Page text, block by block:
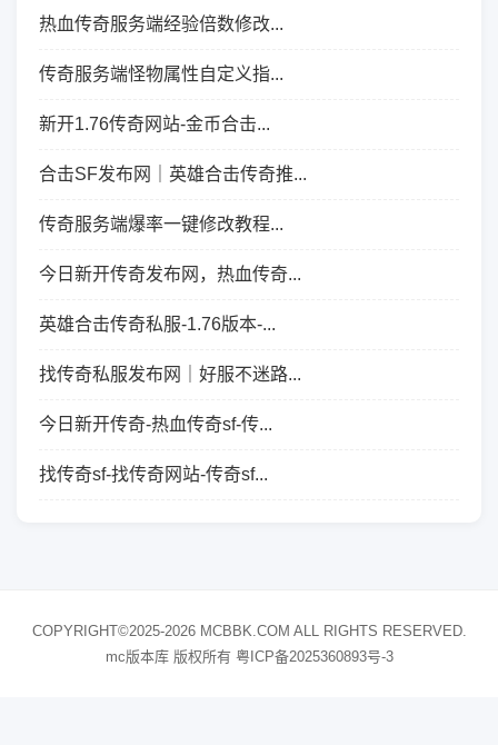
热血传奇服务端经验倍数修改...
传奇服务端怪物属性自定义指...
新开1.76传奇网站-金币合击...
合击SF发布网｜英雄合击传奇推...
传奇服务端爆率一键修改教程...
今日新开传奇发布网，热血传奇...
英雄合击传奇私服-1.76版本-...
找传奇私服发布网｜好服不迷路...
今日新开传奇-热血传奇sf-传...
找传奇sf-找传奇网站-传奇sf...
COPYRIGHT©2025-2026 MCBBK.COM ALL RIGHTS RESERVED.
mc版本库 版权所有 粤ICP备2025360893号-3